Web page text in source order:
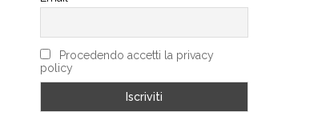
Procedendo accetti la privacy
policy